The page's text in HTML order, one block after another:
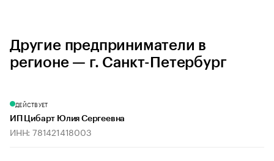
Другие предприниматели в
регионе — г. Санкт-Петербург
ДЕЙСТВУЕТ
ИП Цибарт Юлия Сергеевна
ИНН: 781421418003